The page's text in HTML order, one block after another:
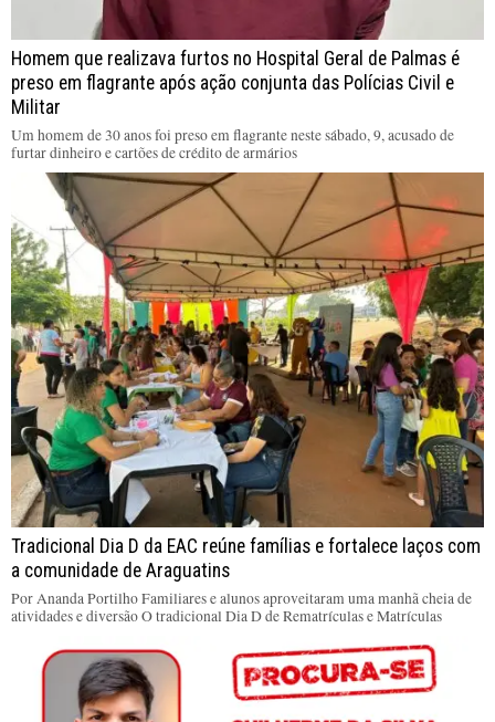
Homem que realizava furtos no Hospital Geral de Palmas é
preso em flagrante após ação conjunta das Polícias Civil e
Militar
Um homem de 30 anos foi preso em flagrante neste sábado, 9, acusado de
furtar dinheiro e cartões de crédito de armários
Tradicional Dia D da EAC reúne famílias e fortalece laços com
a comunidade de Araguatins
Por Ananda Portilho Familiares e alunos aproveitaram uma manhã cheia de
atividades e diversão O tradicional Dia D de Rematrículas e Matrículas